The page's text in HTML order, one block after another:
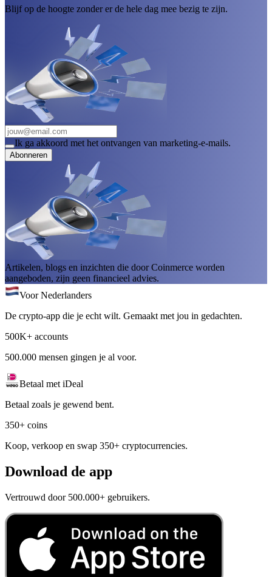
Blijf op de hoogte zonder er de hele dag mee bezig te zijn.
Ik ga akkoord met het ontvangen van marketing-e-mails.
Abonneren
Artikelen, blogs en inzichten die door Coinmerce worden
aangeboden, zijn geen financieel advies.
Voor Nederlanders
De crypto-app die je echt wilt. Gemaakt met jou in gedachten.
500K+ accounts
500.000 mensen gingen je al voor.
Betaal met iDeal
Betaal zoals je gewend bent.
350+ coins
Koop, verkoop en swap 350+ cryptocurrencies.
Download de app
Vertrouwd door 500.000+ gebruikers.